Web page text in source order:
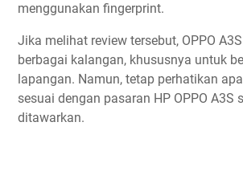
menggunakan fingerprint.
Jika melihat review tersebut, OPPO
berbagai kalangan, khususnya untuk
lapangan. Namun, tetap perhatikan
sesuai dengan pasaran HP OPPO A3S
ditawarkan.